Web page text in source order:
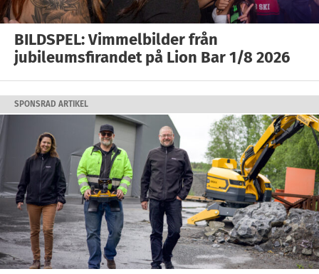
BILDSPEL: Vimmelbilder från
jubileumsfirandet på Lion Bar 1/8 2026
SPONSRAD ARTIKEL